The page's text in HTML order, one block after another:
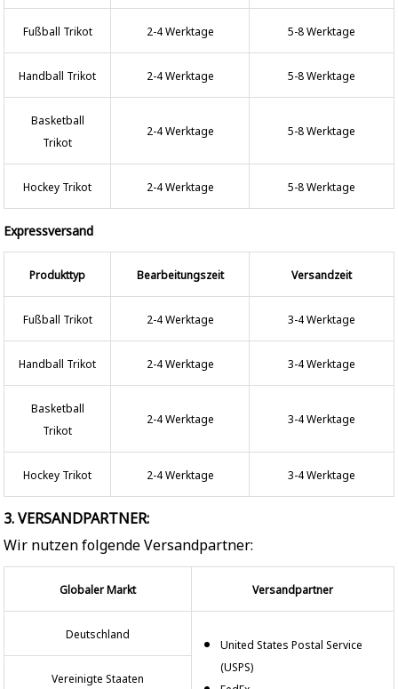
Fußball Trikot 2-4 Werktage 5-8 Werktage
Handball Trikot 2-4 Werktage 5-8 Werktage
Basketball
Trikot
2-4 Werktage 5-8 Werktage
Hockey Trikot 2-4 Werktage 5-8 Werktage
Expressversand
Produkttyp Bearbeitungszeit Versandzeit
Fußball Trikot 2-4 Werktage 3-4 Werktage
Handball Trikot 2-4 Werktage 3-4 Werktage
Basketball
Trikot
2-4 Werktage 3-4 Werktage
Hockey Trikot 2-4 Werktage 3-4 Werktage
3. VERSANDPARTNER:
Wir nutzen folgende Versandpartner:
Globaler Markt Versandpartner
Deutschland
United States Postal Service
(USPS)
Vereinigte Staaten